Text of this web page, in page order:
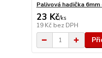
Palivová hadička
23 Kč/ks
19 Kč bez DPH